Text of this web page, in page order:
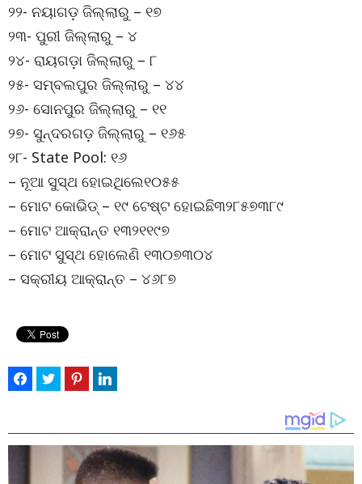
୨୨- ନୟାଗଡ଼ ଜିଲ୍ଲାରୁ – ୧୭
୨୩- ପୁରୀ ଜିଲ୍ଲାରୁ – ୪
୨୪- ରାୟଗଡ଼ା ଜିଲ୍ଲାରୁ – ୮
୨୫- ସମ୍ବଲପୁର ଜିଲ୍ଲାରୁ – ୪୪
୨୬- ସୋନପୁର ଜିଲ୍ଲାରୁ – ୧୧
୨୭- ସୁନ୍ଦରଗଡ଼ ଜିଲ୍ଲାରୁ – ୧୬୫
୨୮- State Pool: ୧୬
– ନୂଆ ସୁସ୍ଥ ହୋଇଥିଲେ୧୦୫୫
– ମୋଟ କୋଭିଡ୍ – ୧୯ ଟେଷ୍ଟ ହୋଇଛି୩୨୮୫୭୩୮୯
– ମୋଟ ଆକ୍ରାନ୍ତ ୧୩୨୧୧୯୭
– ମୋଟ ସୁସ୍ଥ ହୋଲେଣି ୧୩୦୭୩୦୪
– ସକ୍ରୀୟ ଆକ୍ରାନ୍ତ – ୪୬୮୭